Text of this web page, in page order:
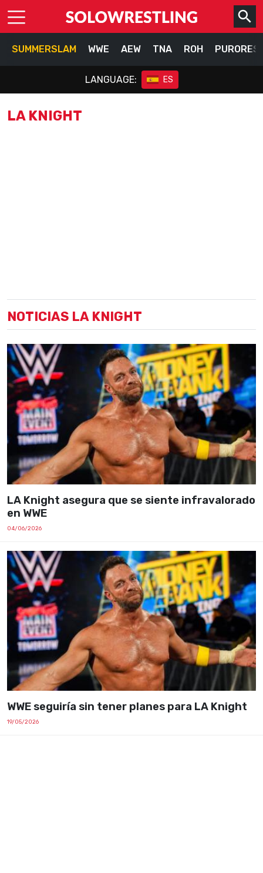
SUMMERSLAM WWE AEW TNA ROH
LANGUAGE: ES
LA KNIGHT
NOTICIAS LA KNIGHT
LA Knight asegura que se siente infravalorado
en WWE
04/06/2026
WWE seguiría sin tener planes para LA Knight
19/05/2026